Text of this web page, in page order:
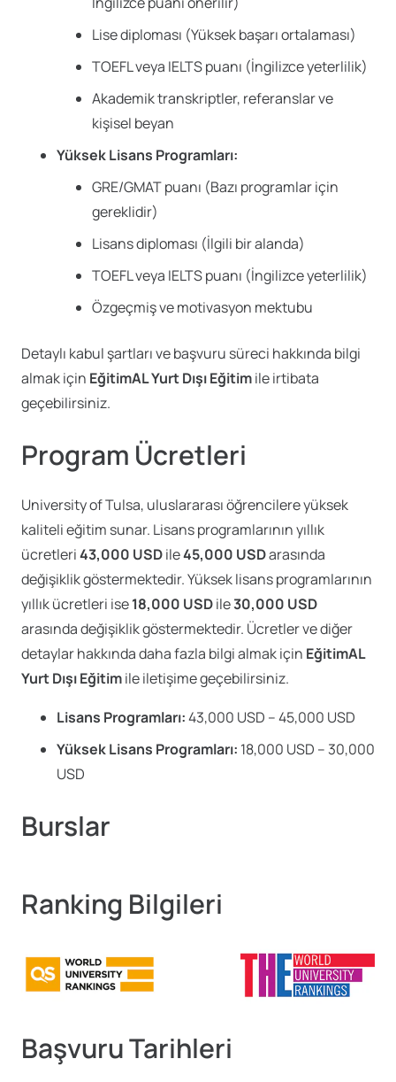
Lise diploması (Yüksek başarı ortalaması)
TOEFL veya IELTS puanı (İngilizce yeterlilik)
Akademik transkriptler, referanslar ve
kişisel beyan
Yüksek Lisans Programları:
GRE/GMAT puanı (Bazı programlar için
gereklidir)
Lisans diploması (İlgili bir alanda)
TOEFL veya IELTS puanı (İngilizce yeterlilik)
Özgeçmiş ve motivasyon mektubu
Detaylı kabul şartları ve başvuru süreci hakkında bilgi
almak için EğitimAL Yurt Dışı Eğitimile irtibata
geçebilirsiniz.
Program Ücretleri
University of Tulsa, uluslararası öğrencilere yüksek
kaliteli eğitim sunar. Lisans programlarının yıllık
ücretleri43,000 USDile45,000 USDarasında
değişiklik göstermektedir. Yüksek lisans programlarının
yıllık ücretleri ise18,000 USDile30,000 USD
arasında değişiklik göstermektedir. Ücretler ve diğer
detaylar hakkında daha fazla bilgi almak için EğitimAL
Yurt Dışı Eğitimile iletişime geçebilirsiniz.
Lisans Programları:43,000 USD – 45,000 USD
Yüksek Lisans Programları: 18,000 USD – 30,000
USD
Burslar
Ranking Bilgileri
Başvuru Tarihleri